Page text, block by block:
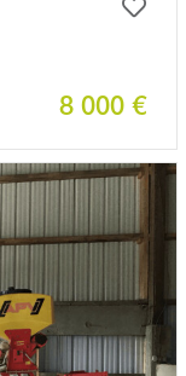
8 000 €